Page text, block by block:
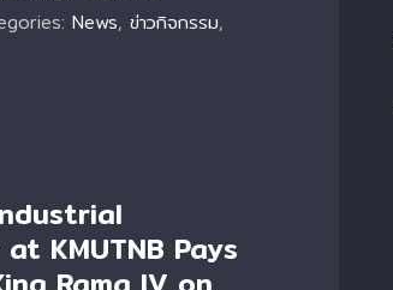
News, ข่าวกิจกรรม,
KMUTNB Pays